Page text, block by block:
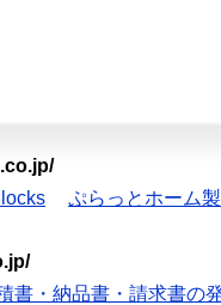
ぷらっとホーム
書・納品書・請求書の